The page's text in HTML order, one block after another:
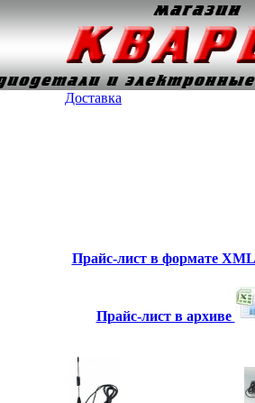
Доставка
Прайс-лист в формате XML
Прайс-лист в архиве